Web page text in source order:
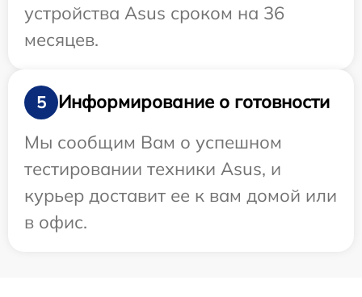
устройства Asus сроком на 36
месяцев.
5
Информирование о готовности
Мы сообщим Вам о успешном
тестировании техники Asus, и
курьер доставит ее к вам домой или
в офис.